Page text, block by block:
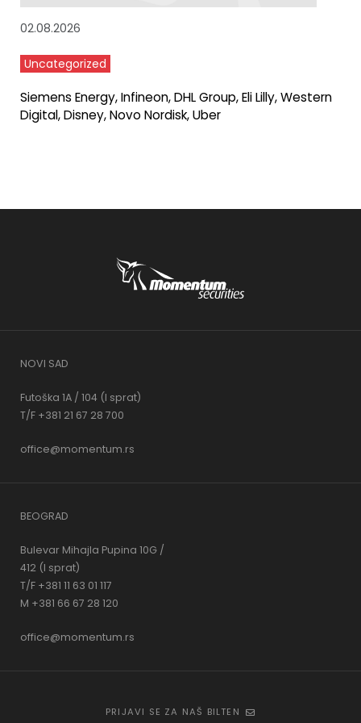
02.08.2026
Uncategorized
Siemens Energy, Infineon, DHL Group, Eli Lilly, Western
Digital, Disney, Novo Nordisk, Uber
NOVI SAD
Futoška 1A / 104 (I sprat)
T/F +381 21 67 28 700
office@momentum.rs
BEOGRAD
Bulevar Mihajla Pupina 10G /
412 (I sprat)
T/F +381 11 63 01 117
M +381 66 67 28 120
office@momentum.rs
PRIJAVI SE ZA NAŠ BILTEN